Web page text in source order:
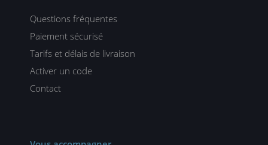
Questions fréquentes
Paiement sécurisé
Tarifs et délais de livraison
Activer un code
Contact